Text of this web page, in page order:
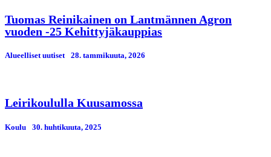
Tuomas Reinikainen on Lantmännen Agron
vuoden -25 Kehittyjäkauppias
Alueelliset uutiset 28. tammikuuta, 2026
Leirikoululla Kuusamossa
Koulu 30. huhtikuuta, 2025